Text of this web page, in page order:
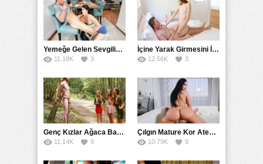
Yemeğe Gelen Sevgilisinin Arkadaşına Yarak Yedirdi
11.18K 3
İçine Yarak Girmesini İsteyince Kuzeninin Penisini Kullandı
12.56K 3
Genç Kızlar Ağaca Bağlayarak Tecavüz Etmek İstediler
11.14K 9
Çılgın Mature Kor Ateşiyle Misafirini Yakıp Eritti
10.79K 9